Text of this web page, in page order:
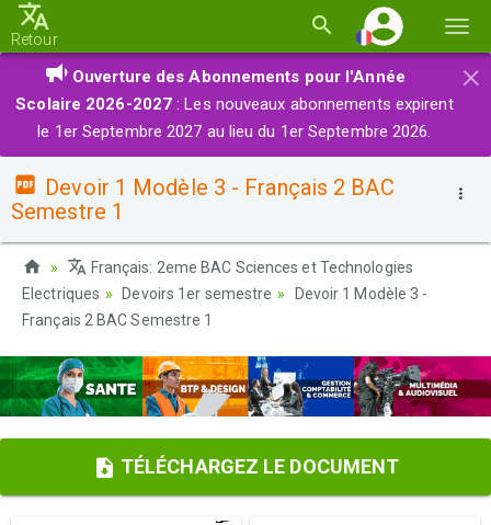
la
Retour
×
Ouverture des Abonnements pour l'Année
Scolaire 2026-2027 : Les nouveaux abonnements expirent
le 1er Septembre 2027 au lieu du 1er Septembre 2026.
Devoir 1 Modèle 3 - Français 2 BAC
Semestre 1
Français: 2eme BAC Sciences et Technologies
Electriques
Devoirs 1er semestre
Devoir 1 Modèle 3 -
Français 2 BAC Semestre 1
TÉLÉCHARGEZ LE DOCUMENT